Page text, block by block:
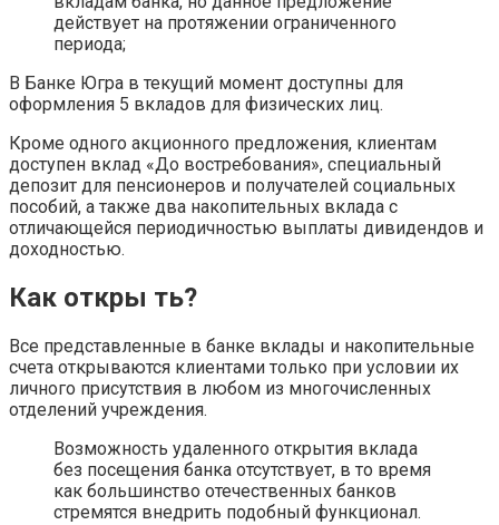
действует на протяжении ограниченного
периода;
В Банке Югра в текущий момент доступны для
оформления 5 вкладов для физических лиц.
Кроме одного акционного предложения, клиентам
доступен вклад «До востребования», специальный
депозит для пенсионеров и получателей социальных
пособий, а также два накопительных вклада с
отличающейся периодичностью выплаты дивидендов и
доходностью.
Как откры ть?
Все представленные в банке вклады и накопительные
счета открываются клиентами только при условии их
личного присутствия в любом из многочисленных
отделений учреждения.
Возможность удаленного открытия вклада
без посещения банка отсутствует, в то время
как большинство отечественных банков
стремятся внедрить подобный функционал.